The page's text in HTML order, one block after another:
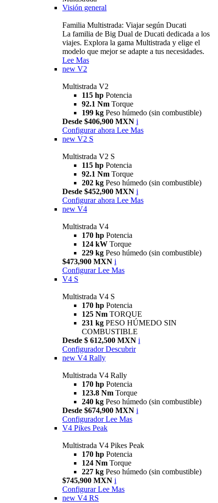
Visión general
Familia Multistrada: Viajar según Ducati
La familia de Big Dual de Ducati dedicada a los
viajes. Explora la gama Multistrada y elige el
modelo que mejor se adapte a tus necesidades.
Lee Mas
new V2
Multistrada V2
115 hp Potencia
92.1 Nm Torque
199 kg Peso húmedo (sin combustible)
Desde $406,900 MXN i
Configurar ahora Lee Mas
new V2 S
Multistrada V2 S
115 hp Potencia
92.1 Nm Torque
202 kg Peso húmedo (sin combustible)
Desde $452,900 MXN i
Configurar ahora Lee Mas
new V4
Multistrada V4
170 hp Potencia
124 kW Torque
229 kg Peso húmedo (sin combustible)
$473,900 MXN i
Configurar Lee Mas
V4 S
Multistrada V4 S
170 hp Potencia
125 Nm TORQUE
231 kg PESO HÚMEDO SIN
COMBUSTIBLE
Desde $ 612,500 MXN i
Configurador Descubrir
new V4 Rally
Multistrada V4 Rally
170 hp Potencia
123.8 Nm Torque
240 kg Peso húmedo (sin combustible)
Desde $674,900 MXN i
Configurador Lee Mas
V4 Pikes Peak
Multistrada V4 Pikes Peak
170 hp Potencia
124 Nm Torque
227 kg Peso húmedo (sin combustible)
$745,900 MXN i
Configurar Lee Mas
new V4 RS